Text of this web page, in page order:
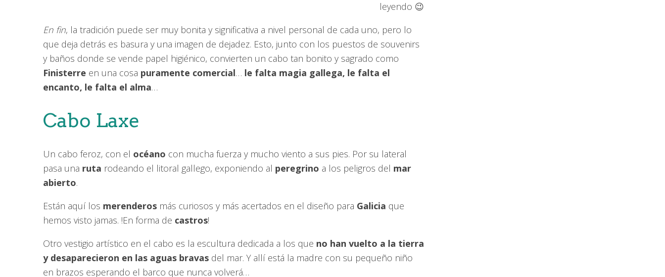
leyendo 😉
En fin, la tradición puede ser muy bonita y significativa a nivel personal de cada uno, pero lo
que deja detrás es basura y una imagen de dejadez. Esto, junto con los puestos de souvenirs
y baños donde se vende papel higiénico, convierten un cabo tan bonito y sagrado como
Finisterre en una cosa puramente comercial… le falta magia gallega, le falta el
encanto, le falta el alma…
Cabo Laxe
Un cabo feroz, con el océano con mucha fuerza y mucho viento a sus pies. Por su lateral
pasa una ruta rodeando el litoral gallego, exponiendo al peregrino a los peligros del mar
abierto.
Están aquí los merenderos más curiosos y más acertados en el diseño para Galicia que
hemos visto jamas. !En forma de castros!
Otro vestigio artístico en el cabo es la escultura dedicada a los que no han vuelto a la tierra
y desaparecieron en las aguas bravas del mar. Y allí está la madre con su pequeño niño
en brazos esperando el barco que nunca volverá…